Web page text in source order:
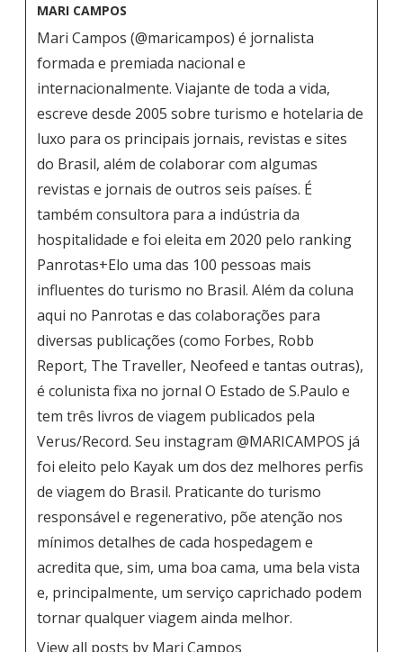
MARI CAMPOS
Mari Campos (@maricampos) é jornalista
formada e premiada nacional e
internacionalmente. Viajante de toda a vida,
escreve desde 2005 sobre turismo e hotelaria de
luxo para os principais jornais, revistas e sites
do Brasil, além de colaborar com algumas
revistas e jornais de outros seis países. É
também consultora para a indústria da
hospitalidade e foi eleita em 2020 pelo ranking
Panrotas+Elo uma das 100 pessoas mais
influentes do turismo no Brasil. Além da coluna
aqui no Panrotas e das colaborações para
diversas publicações (como Forbes, Robb
Report, The Traveller, Neofeed e tantas outras),
é colunista fixa no jornal O Estado de S.Paulo e
tem três livros de viagem publicados pela
Verus/Record. Seu instagram @MARICAMPOS já
foi eleito pelo Kayak um dos dez melhores perfis
de viagem do Brasil. Praticante do turismo
responsável e regenerativo, põe atenção nos
mínimos detalhes de cada hospedagem e
acredita que, sim, uma boa cama, uma bela vista
e, principalmente, um serviço caprichado podem
tornar qualquer viagem ainda melhor.
View all posts by Mari Campos